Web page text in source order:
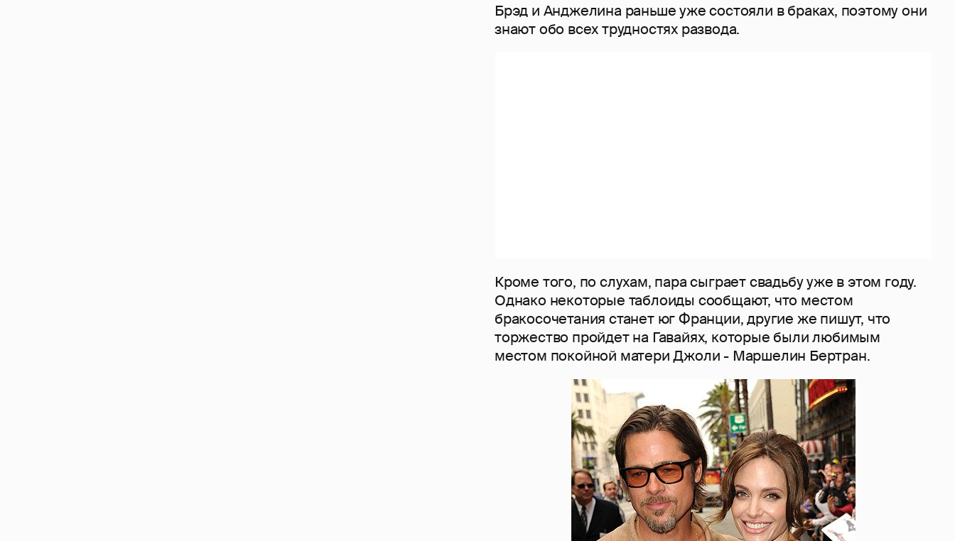
Брэд и Анджелина раньше уже состояли в браках, поэтому они
знают обо всех трудностях развода.
Кроме того, по слухам, пара сыграет свадьбу уже в этом году.
Однако некоторые таблоиды сообщают, что местом
бракосочетания станет юг Франции, другие же пишут, что
торжество пройдет на Гавайях, которые были любимым
местом покойной матери Джоли - Маршелин Бертран.